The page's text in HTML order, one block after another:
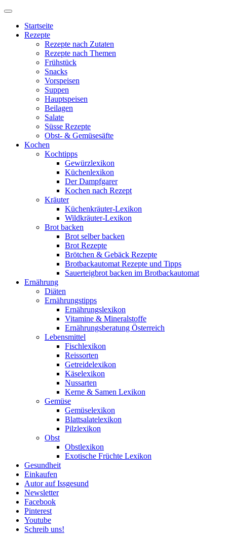
Startseite
Rezepte
Rezepte nach Zutaten
Rezepte nach Themen
Frühstück
Snacks
Vorspeisen
Suppen
Hauptspeisen
Beilagen
Salate
Süsse Rezepte
Obst- & Gemüsesäfte
Kochen
Kochtipps
Gewürzlexikon
Küchenlexikon
Der Dampfgarer
Kochen nach Rezept
Kräuter
Küchenkräuter-Lexikon
Wildkräuter-Lexikon
Brot backen
Brot selber backen
Brot Rezepte
Brötchen & Gebäck Rezepte
Brotbackautomat Rezepte und Tipps
Sauerteigbrot backen im Brotbackautomat
Ernährung
Diäten
Ernährungstipps
Ernährungslexikon
Vitamine & Mineralstoffe
Ernährungsberatung Österreich
Lebensmittel
Fischlexikon
Reissorten
Getreidelexikon
Käselexikon
Nussarten
Kerne & Samen Lexikon
Gemüse
Gemüselexikon
Blattsalatelexikon
Pilzlexikon
Obst
Obstlexikon
Exotische Früchte Lexikon
Gesundheit
Einkaufen
Autor auf Issgesund
Newsletter
Facebook
Pinterest
Youtube
Schreib uns!